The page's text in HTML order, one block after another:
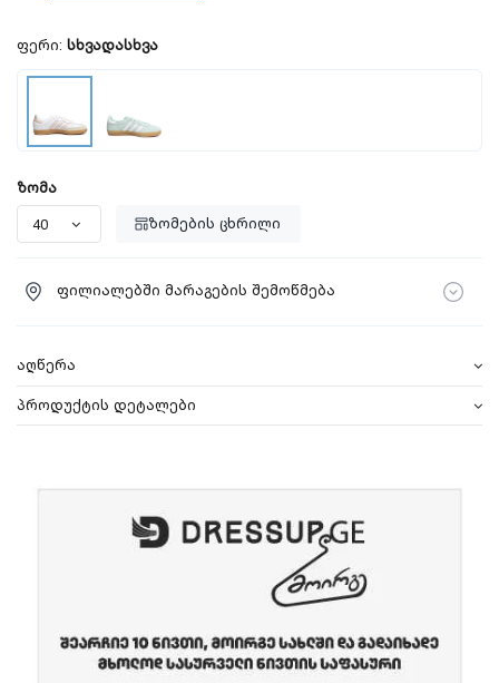
ფერი: სხვადასხვა
ზომა
ზომების ცხრილი
ფილიალებში მარაგების შემოწმება
აღწერა
პროდუქტის დეტალები